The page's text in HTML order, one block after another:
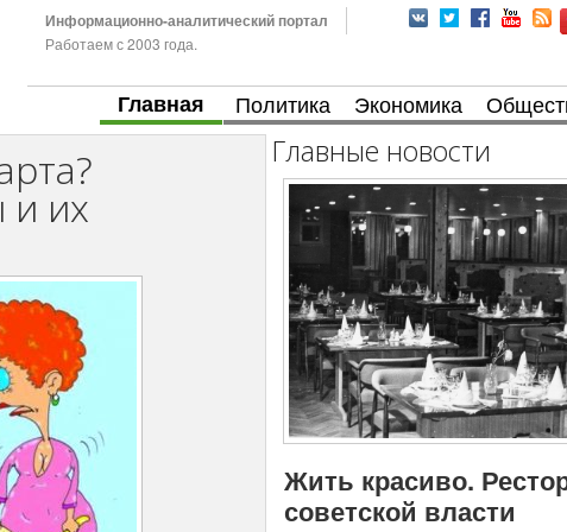
Информационно-аналитический портал
Работаем с 2003 года.
Главная Политика Экономика
и их
Главные новости
Жить красиво.
советской власти